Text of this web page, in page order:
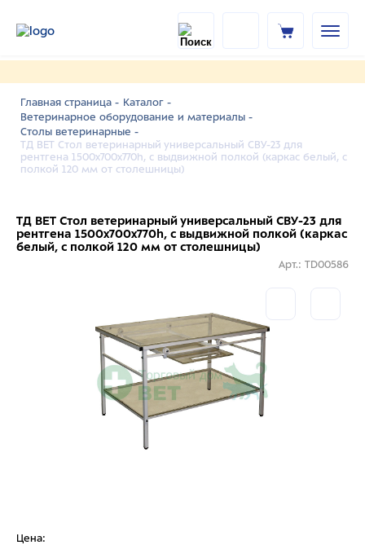
Главная страница - Каталог -
Ветеринарное оборудование и материалы -
Столы ветеринарные -
ТД ВЕТ Стол ветеринарный универсальный СВУ-23 для
рентгена 1500x700x770h, с выдвижной полкой (каркас белый, с
полкой 120 мм от столешницы)
ТД ВЕТ Стол ветеринарный универсальный СВУ-23 для
рентгена 1500x700x770h, с выдвижной полкой (каркас
белый, с полкой 120 мм от столешницы)
Арт.: TD00586
Цена: